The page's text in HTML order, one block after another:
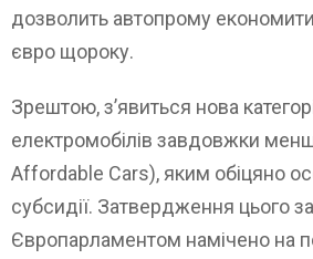
дозволить автопрому
євро щороку.
Зрештою, з’явиться нова
електромобілів завдовжки
Affordable Cars), яким обіцяно
субсидії. Затвердження цього
Європарламентом намічено на